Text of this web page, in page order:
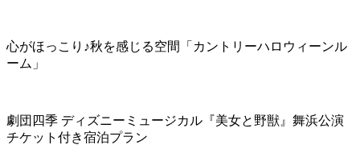
心がほっこり♪秋を感じる空間「カントリーハロウィーンル
ーム」
劇団四季 ディズニーミュージカル『美女と野獣』舞浜公演
チケット付き宿泊プラン